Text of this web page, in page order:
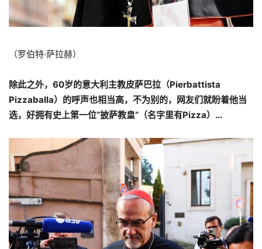
（罗伯特·萨拉赫）
除此之外，60岁的意大利主教皮萨巴拉（Pierbattista
Pizzaballa）的呼声也相当高，不为别的，网友们就盼着他当
选，好拥有史上第一位“披萨教皇”（名字里有Pizza）…